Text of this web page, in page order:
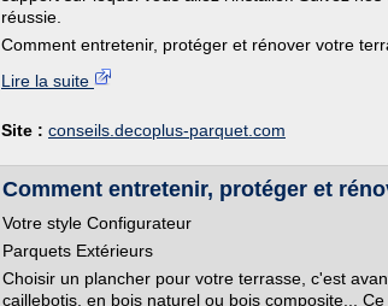
réussie.
Comment entretenir, protéger et rénover votre
Lire la suite
Site : conseils.decoplus-parquet.com
Comment entretenir, protéger et
Votre style Configurateur
Parquets Extérieurs
Choisir un plancher pour votre terrasse, c'est
caillebotis, en bois naturel ou bois composite...